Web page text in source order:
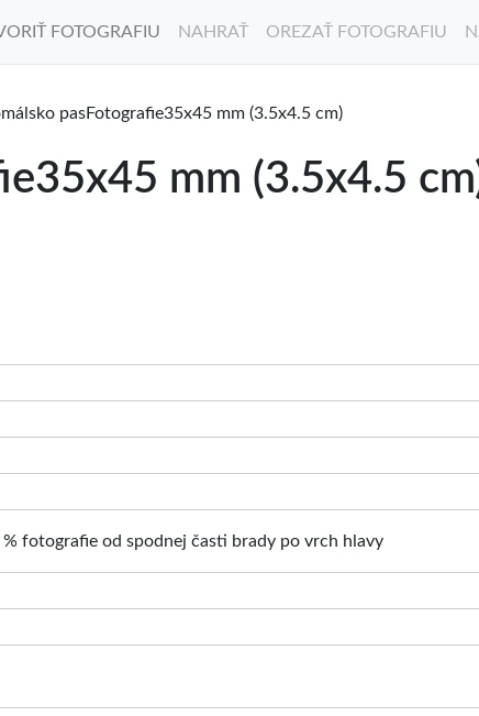
FOTOGRAFIU NAHRAŤ OREZAŤ FOTOGRAFIU
pasFotografie35x45 mm (3.5x4.5 cm)
mm (3.5x4.5
% fotografie od spodnej časti brady po vrch hlavy